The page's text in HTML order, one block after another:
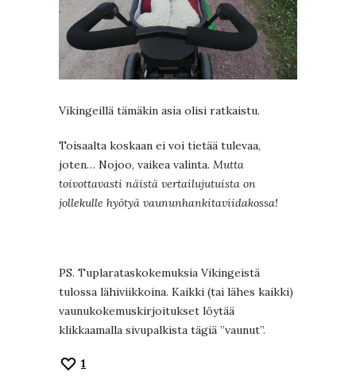
Vikingeillä tämäkin asia olisi ratkaistu.
Toisaalta koskaan ei voi tietää tulevaa,
joten… Nojoo, vaikea valinta. Mutta
toivottavasti näistä vertailujutuista on
jollekulle hyötyä vaununhankitaviidakossa!
PS. Tuplarataskokemuksia Vikingeistä
tulossa lähiviikkoina. Kaikki (tai lähes kaikki)
vaunukokemuskirjoitukset löytää
klikkaamalla sivupalkista tägiä ”vaunut”.
1